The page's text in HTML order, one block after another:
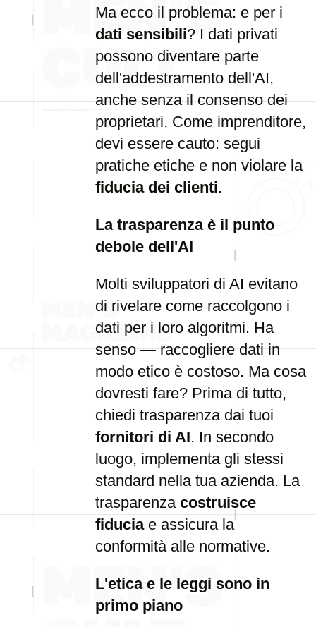
Ma ecco il problema: e per i
dati sensibili? I dati privati
possono diventare parte
dell'addestramento dell'AI,
anche senza il consenso dei
proprietari. Come imprenditore,
devi essere cauto: segui
pratiche etiche e non violare la
fiducia dei clienti.
La trasparenza è il punto
debole dell'AI
Molti sviluppatori di AI evitano
di rivelare come raccolgono i
dati per i loro algoritmi. Ha
senso — raccogliere dati in
modo etico è costoso. Ma cosa
dovresti fare? Prima di tutto,
chiedi trasparenza dai tuoi
fornitori di AI. In secondo
luogo, implementa gli stessi
standard nella tua azienda. La
trasparenza costruisce
fiduciae assicura la
conformità alle normative.
L'etica e le leggi sono in
primo piano